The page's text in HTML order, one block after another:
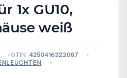
1x GU10,
weiß
GTIN: 4250416322067